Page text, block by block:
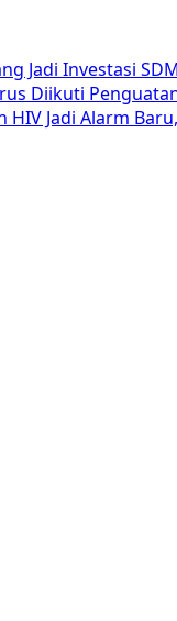
Jadi Investasi
Diikuti
Jadi Alarm